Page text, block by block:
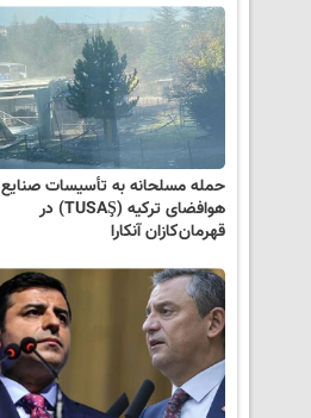
حمله مسلحانه به تأسیسات صنایع
هوافضای ترکیه (TUSAŞ) در
قهرمان‌کازان آنکارا